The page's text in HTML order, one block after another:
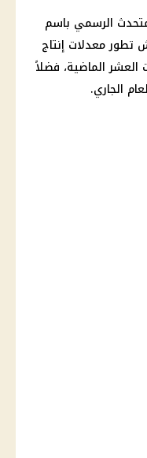
الرسمي باسم
تطور معدلات إنتاج
العشر الماضية، فضلاً
الجاري.